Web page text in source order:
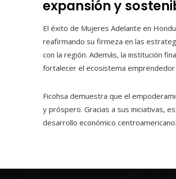
expansión y
El éxito de Mujeres Adelante en
reafirmando su firmeza en las
con la región. Además, la institución
fortalecer el ecosistema
Ficohsa demuestra que el
y próspero. Gracias a sus iniciativas,
desarrollo económico centroamericano.